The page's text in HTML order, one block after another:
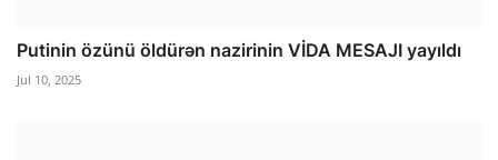
Putinin özünü öldürən nazirinin VİDA MESAJI yayıldı
Jul 10, 2025